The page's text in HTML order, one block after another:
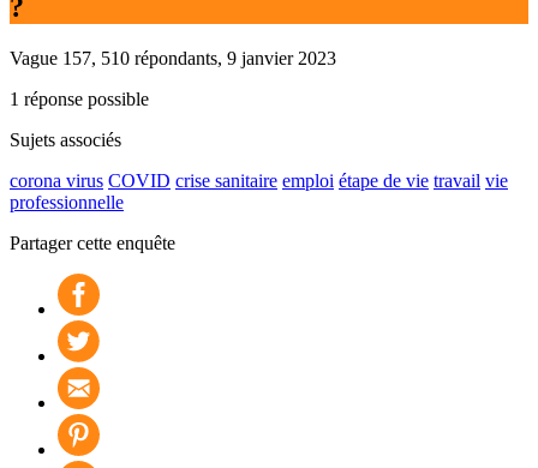
?
Vague 157, 510 répondants, 9 janvier 2023
1 réponse possible
Sujets associés
corona virus COVID crise sanitaire emploi étape de vie travail vie
professionnelle
Partager cette enquête